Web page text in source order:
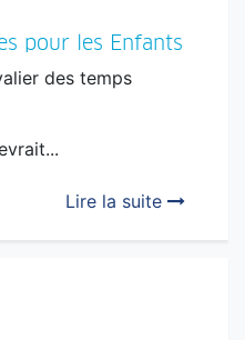
pour les Enfants
des temps
Lire la suite